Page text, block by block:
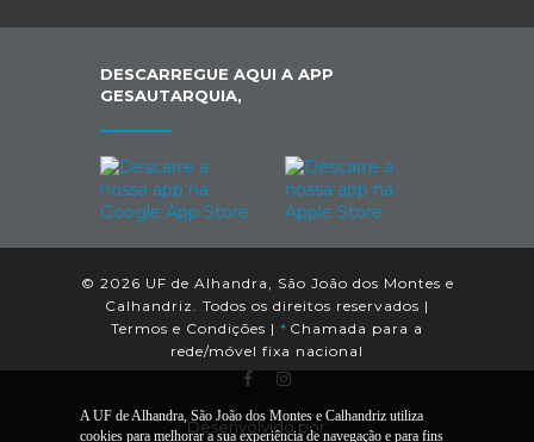
DESCARREGUE AQUI A APP
GESAUTARQUIA,
© 2026 UF de Alhandra, São João dos Montes e
Calhandriz. Todos os direitos reservados |
Termos e Condições | * Chamada para a
rede/móvel fixa nacional
Desenvolvido por:
A UF de Alhandra, São João dos Montes e Calhandriz utiliza
cookies para melhorar a sua experiência de navegação e para fins